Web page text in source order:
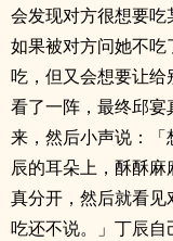
会发现对方很想要吃
如果被对方问她不
吃，但又会想要让
看了一阵，最终邱
来，然后小声说：
辰的耳朵上，酥酥
真分开，然后就看
吃还不说。」丁辰